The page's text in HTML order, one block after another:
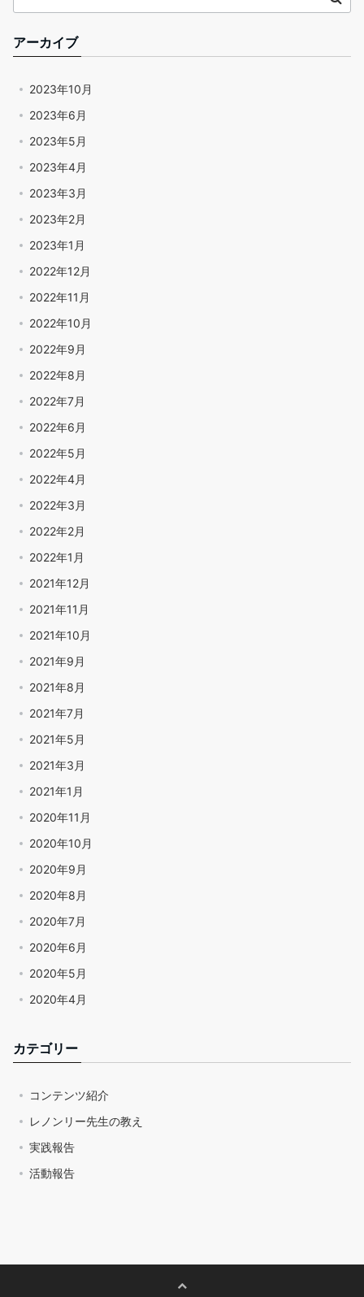
アーカイブ
2023年10月
2023年6月
2023年5月
2023年4月
2023年3月
2023年2月
2023年1月
2022年12月
2022年11月
2022年10月
2022年9月
2022年8月
2022年7月
2022年6月
2022年5月
2022年4月
2022年3月
2022年2月
2022年1月
2021年12月
2021年11月
2021年10月
2021年9月
2021年8月
2021年7月
2021年5月
2021年3月
2021年1月
2020年11月
2020年10月
2020年9月
2020年8月
2020年7月
2020年6月
2020年5月
2020年4月
カテゴリー
コンテンツ紹介
レノンリー先生の教え
実践報告
活動報告